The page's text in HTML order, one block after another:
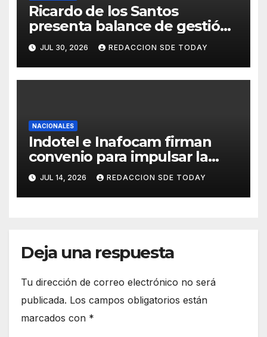
Ricardo de los Santos
presenta balance de gestión
con 416 iniciativas aprobadas
y avances históricos en el
Senado
JUL 30, 2026 REDACCION SDE TODAY
NACIONALES
Indotel e Inafocam firman
convenio para impulsar la
transformación digital y
fortalecer formación docente
JUL 14, 2026 REDACCION SDE TODAY
Deja una respuesta
Tu dirección de correo electrónico no será
publicada. Los campos obligatorios están
marcados con *